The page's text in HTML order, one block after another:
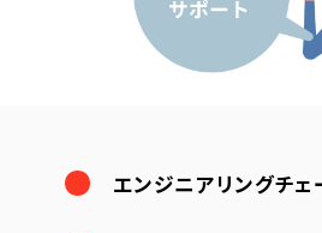
エンジニアリングチェ